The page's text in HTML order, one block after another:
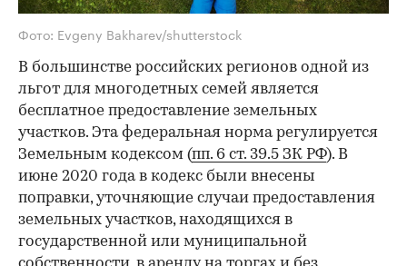
Фото: Evgeny Bakharev/shutterstock
В большинстве российских регионов одной из
льгот для многодетных семей является
бесплатное предоставление земельных
участков. Эта федеральная норма регулируется
Земельным кодексом (пп. 6 ст. 39.5 ЗК РФ). В
июне 2020 года в кодекс были внесены
поправки, уточняющие случаи предоставления
земельных участков, находящихся в
государственной или муниципальной